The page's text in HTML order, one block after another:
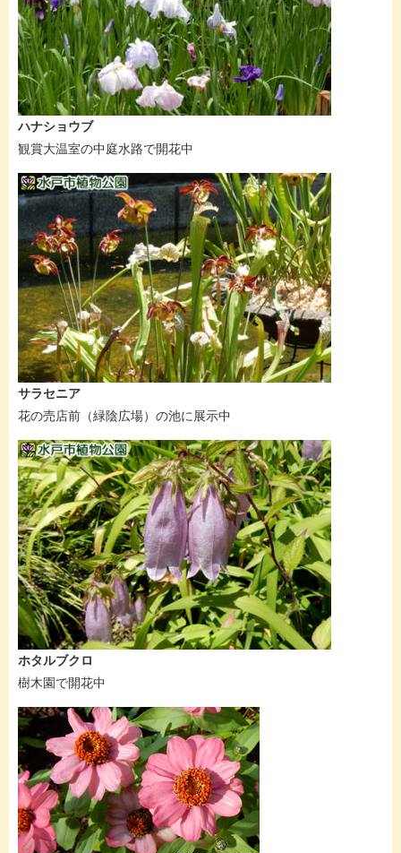
ハナショウブ
観賞大温室の中庭水路で開花中
サラセニア
花の売店前（緑陰広場）の池に展示中
ホタルブクロ
樹木園で開花中